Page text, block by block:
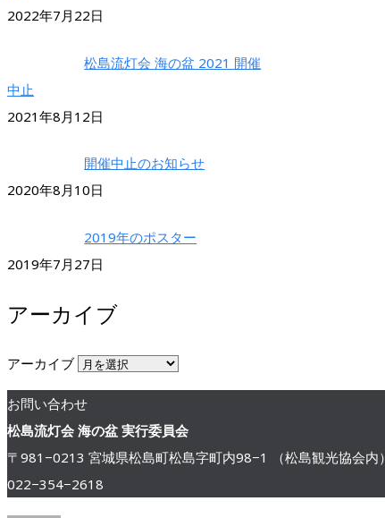
2022年7月22日
松島流灯会 海の盆 2021 開催
中止
2021年8月12日
開催中止のお知らせ
2020年8月10日
2019年のポスター
2019年7月27日
アーカイブ
アーカイブ
お問い合わせ
松島流灯会 海の盆 実行委員会
〒981−0213 宮城県松島町松島字町内98−1 （松島観光協会内）
022−354−2618